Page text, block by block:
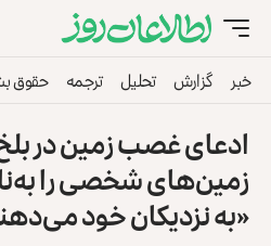
خبر گزارش تحلیل ترجمه حقوق
ادعای غصب زمین در
زمین‌های شخصی را
«به نزدیکان خود